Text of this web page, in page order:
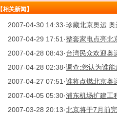
【相关新闻】
2007-04-30 14:33·珍藏北京奥运
2007-04-29 17:51 ·整套家电点亮北
2007-04-28 08:43·台湾民众欢迎奥
2007-04-28 02:38·调查:您认为谁
2007-04-27 07:51 ·谁将点燃北京奥
2007-04-05 05:30·浦东机场扩建工
2007-03-28 20:13·北京将于7月前